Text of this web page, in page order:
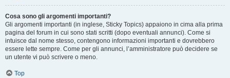
Cosa sono gli argomenti importanti?
Gli argomenti importanti (in inglese, Sticky Topics) appaiono in cima alla prima
pagina del forum in cui sono stati scritti (dopo eventuali annunci). Come si
intuisce dal nome stesso, contengono informazioni importanti e dovrebbero
essere lette sempre. Come per gli annunci, l’amministratore può decidere se
un utente vi può scrivere o meno.
Top